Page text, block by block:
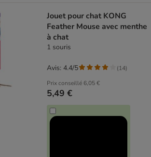
Jouet pour chat KONG
Feather Mouse avec menthe
à chat
1 souris
Prix conseillé 6,05 €
5,49 €
Avis: 4.4/5 (14)